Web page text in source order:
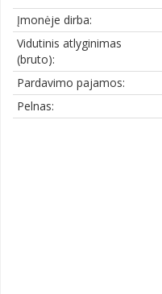
Įmonėje dirba:
Vidutinis atlyginimas
(bruto):
Pardavimo pajamos:
Pelnas: